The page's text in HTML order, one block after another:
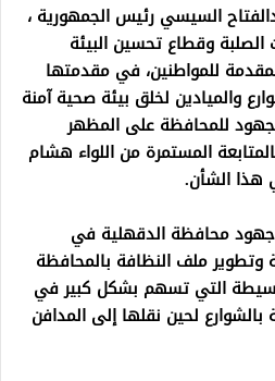
السيسي رئيس الجمهورية ،
وقطاع تحسين البيئة
للمواطنين، في مقدمتها
والميادين لخلق بيئة صحية آمنة
للمحافظة على المظهر
المستمرة من اللواء هشام
هذا الشأن.
جهود محافظة الدقهلية في
وتطوير ملف النظافة بالمحافظة
التي تسهم بشكل كبير في
لحين نقلها إلى المدافن